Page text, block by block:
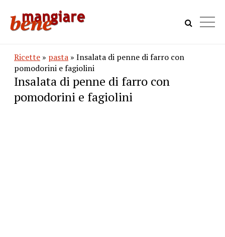
Ricette » pasta » Insalata di penne di farro con
pomodorini e fagiolini
Insalata di penne di farro con
pomodorini e fagiolini